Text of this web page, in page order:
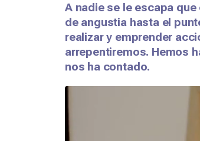
A nadie se le escapa
de angustia hasta el
realizar y emprender
arrepentiremos. Hemos
nos ha contado.